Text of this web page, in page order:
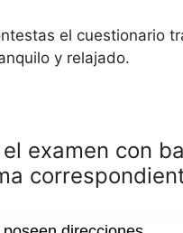
el cuestionario
y relajado.
examen con